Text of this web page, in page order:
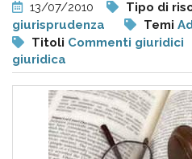
e
analisi
pr
l'infanzia
13/07/2010 Tipo di
giurisprudenza
Temi
Titoli Commenti giuridici
giuridica